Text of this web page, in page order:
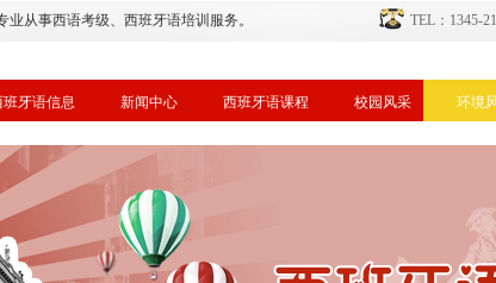
从事西语考级、西班牙语培训服务。 TEL：1345-
班牙语信息 新闻中心 西班牙语课程 校园风采 环境